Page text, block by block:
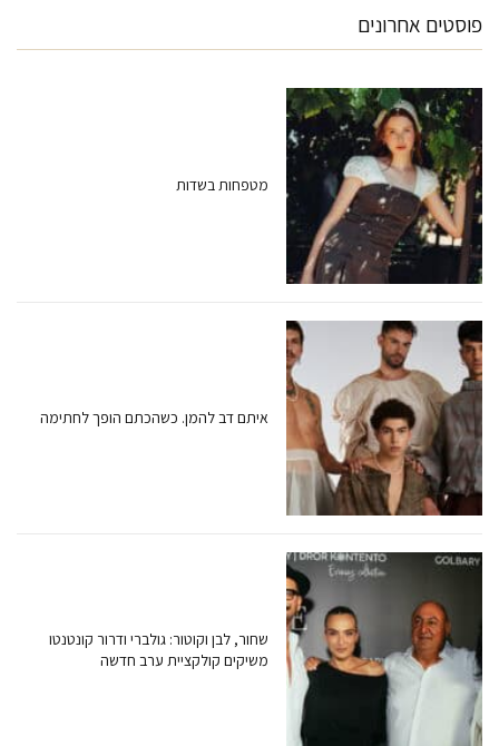
פוסטים אחרונים
מטפחות בשדות
איתם דב להמן. כשהכתם הופך לחתימה
שחור, לבן וקוטור: גולברי ודרור קונטנטו
משיקים קולקציית ערב חדשה